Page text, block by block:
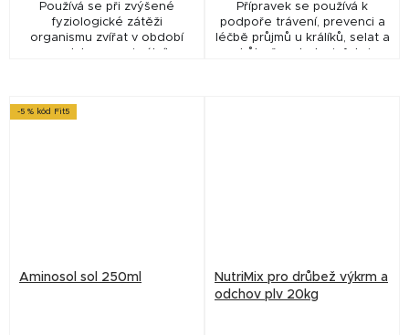
Používá se při zvýšené
fyziologické zátěži
organismu zvířat v období
Přípravek se používá k
podpoře trávení, prevenci a
léčbě průjmů u králíků, selat a
-5 % kód Fit5
Aminosol sol 250ml
NutriMix pro drůbež výkrm a
odchov plv 20kg